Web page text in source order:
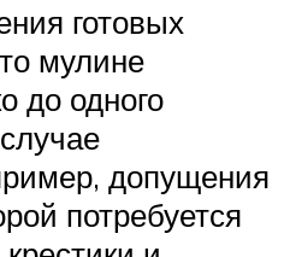
готовых
мулине
до одного
допущения
потребуется